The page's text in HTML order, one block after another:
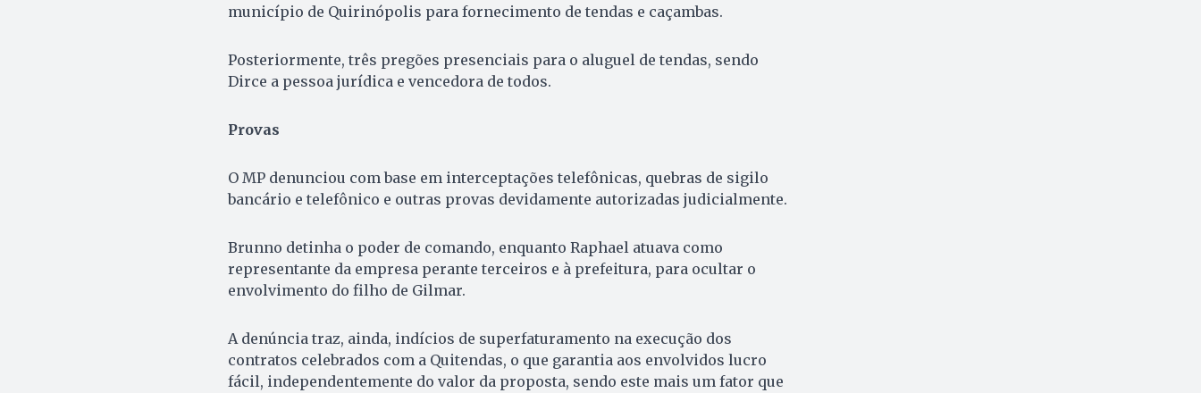
município de Quirinópolis para fornecimento de tendas e caçambas.
Posteriormente, três pregões presenciais para o aluguel de tendas, sendo
Dirce a pessoa jurídica e vencedora de todos.
Provas
O MP denunciou com base em interceptações telefônicas, quebras de sigilo
bancário e telefônico e outras provas devidamente autorizadas judicialmente.
Brunno detinha o poder de comando, enquanto Raphael atuava como
representante da empresa perante terceiros e à prefeitura, para ocultar o
envolvimento do filho de Gilmar.
A denúncia traz, ainda, indícios de superfaturamento na execução dos
contratos celebrados com a Quitendas, o que garantia aos envolvidos lucro
fácil, independentemente do valor da proposta, sendo este mais um fator que